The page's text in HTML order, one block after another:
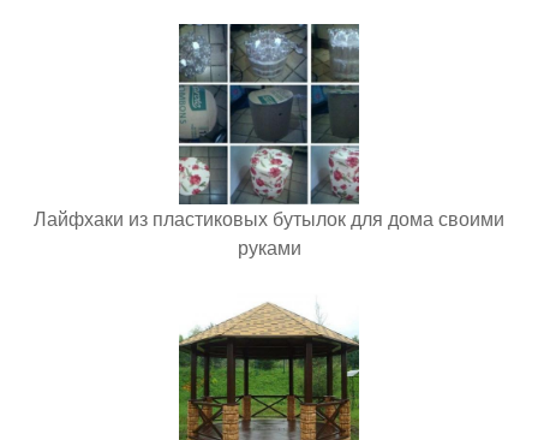
Лайфхаки из пластиковых бутылок для дома своими
руками